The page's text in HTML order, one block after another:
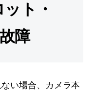
ト・
障
い場合、カメラ本